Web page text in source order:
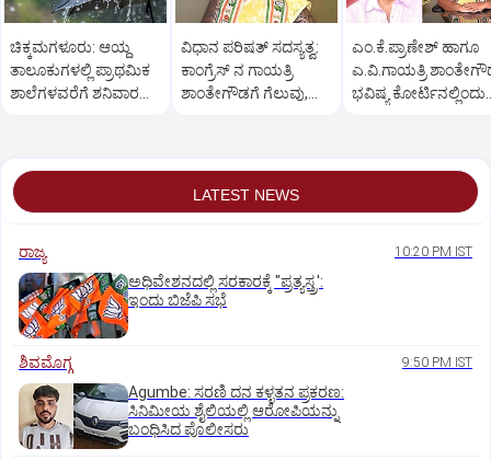
ಚಿಕ್ಕಮಗಳೂರು: ಆಯ್ದ
ತಾಲೂಕುಗಳಲ್ಲಿ ಪ್ರಾಥಮಿಕ
ಶಾಲೆಗಳವರೆಗೆ ಶನಿವಾರ
ವಿಧಾನ ಪರಿಷತ್‌ ಸದಸ್ಯತ್ವ:
ಕಾಂಗ್ರೆಸ್‌ ನ ಗಾಯತ್ರಿ
ಶಾಂತೇಗೌಡಗೆ ಗೆಲುವು,
ಎಂ.ಕೆ.ಪ್ರಾಣೇಶ್ ಹಾಗೂ
ಎ.ವಿ.ಗಾಯತ್ರಿ
ಭವಿಷ್ಯ ಕೋರ್ಟಿನಲ್ಲಿಂದು
LATEST NEWS
ರಾಜ್ಯ 10:20 PM IST
ಅಧಿವೇಶನದಲ್ಲಿ ಸರಕಾರಕ್ಕೆ "ಪ್ರತ್ಯಸ್ತ್ರ':
ಇಂದು ಬಿಜೆಪಿ ಸಭೆ
ಶಿವಮೊಗ್ಗ 9:50 PM IST
Agumbe: ಸರಣಿ ದನ ಕಳ್ಳತನ ಪ್ರಕರಣ:
ಸಿನಿಮೀಯ ಶೈಲಿಯಲ್ಲಿ ಆರೋಪಿಯನ್ನು
ಬಂಧಿಸಿದ ಪೊಲೀಸರು